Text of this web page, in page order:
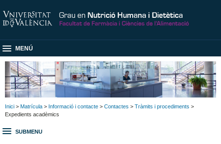
MENÚ
Inici > Matrícula > Informació i contacte > Contactes > Tràmits i procediments >
Expedients acadèmics
SUBMENU